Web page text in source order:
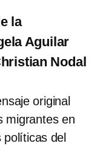
la
Aguilar
Nodal
original
migrantes en
del